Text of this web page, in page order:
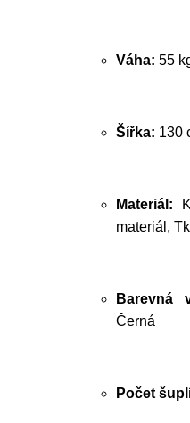
Váha: 55
Šířka: 130
Materiál:
materiál,
Barevná
Černá
Počet